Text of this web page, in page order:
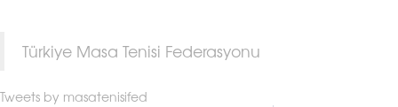
Türkiye Masa Tenisi Federasyonu
Tweets by masatenisifed